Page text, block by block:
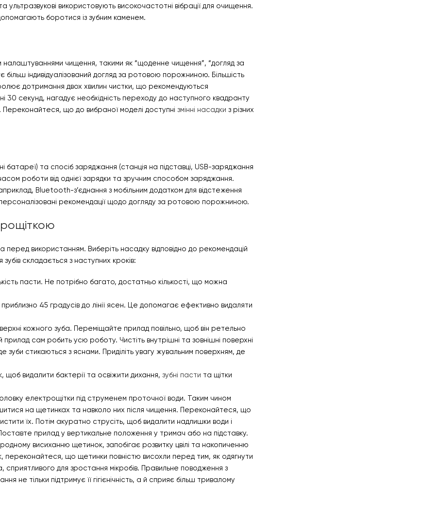
ультразвукові використовують високочастотні вібрації для очищення.
боротися із зубним каменем.
налаштуваннями чищення, такими як “щоденне чищення”, “догляд за
більш індивідуалізований догляд за ротовою порожниною. Більшість
дотримання двох хвилин чистки, що рекомендуються
30 секунд, нагадує необхідність переходу до наступного квадранту
Переконайтеся, що до вибраної моделі доступні змінні насадки з різних
батареї) та спосіб заряджання (станція на підставці, USB-заряджання
роботи від однієї зарядки та зручним способом заряджання.
Bluetooth-з’єднання з мобільним додатком для відстеження
рекомендації щодо догляду за ротовою порожниною.
перед використанням. Виберіть насадку відповідно до рекомендацій
складається з наступних кроків:
пасти. Не потрібно багато, достатньо кількості, що можна
приблизно 45 градусів до лінії ясен. Це допомагає ефективно видаляти
кожного зуба. Переміщайте прилад повільно, щоб він ретельно
сам робить усю роботу. Чистіть внутрішні та зовнішні поверхні
стикаються з яснами. Приділіть увагу жувальним поверхням, де
видалити бактерії та освіжити дихання, зубні пасти та щітки
електрощітки під струменем проточної води. Таким чином
на щетинках та навколо них після чищення. Переконайтеся, що
їх. Потім акуратно струсіть, щоб видалити надлишки води і
прилад у вертикальне положення у тримач або на підставку.
висиханню щетинок, запобігає розвитку цвілі та накопиченню
переконайтеся, що щетинки повністю висохли перед тим, як одягнути
для зростання мікробів. Правильне поводження з
не тільки підтримує її гігієнічність, а й сприяє більш тривалому